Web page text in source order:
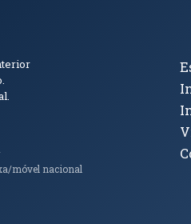
de Contacto
móvel nacional